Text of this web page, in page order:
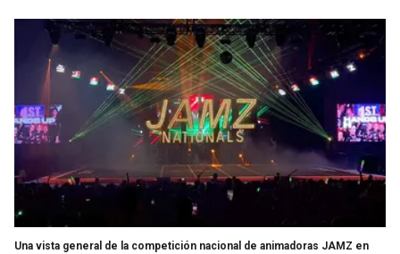
Una vista general de la competición nacional de animadoras JAMZ en